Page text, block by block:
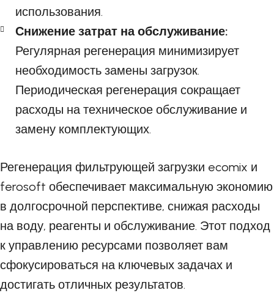
использования.
Снижение затрат на обслуживание:
Регулярная регенерация минимизирует
необходимость замены загрузок.
Периодическая регенерация сокращает
расходы на техническое обслуживание и
замену комплектующих.
Регенерация фильтрующей загрузки ecomix и
ferosoft обеспечивает максимальную экономию
в долгосрочной перспективе, снижая расходы
на воду, реагенты и обслуживание. Этот подход
к управлению ресурсами позволяет вам
сфокусироваться на ключевых задачах и
достигать отличных результатов.